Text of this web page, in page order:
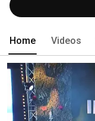
Home Videos